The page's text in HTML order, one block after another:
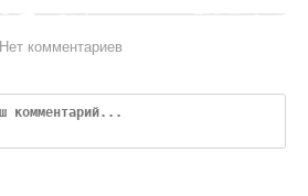
Нет комментариев